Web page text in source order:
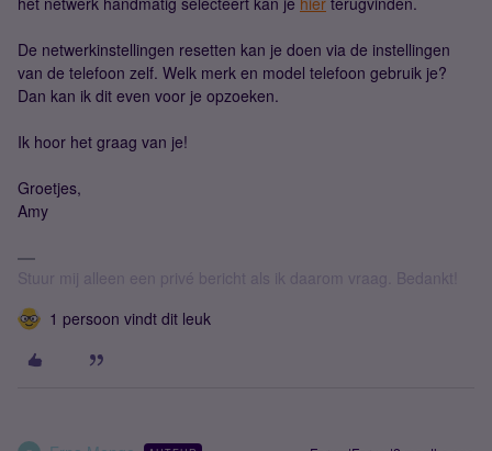
De netwerkinstellingen resetten kan je doen via de instellingen
van de telefoon zelf. Welk merk en model telefoon gebruik je?
Dan kan ik dit even voor je opzoeken.
Ik hoor het graag van je!
Groetjes,
Amy
Stuur mij alleen een privé bericht als ik daarom vraag. Bedankt!
1 persoon vindt dit leuk